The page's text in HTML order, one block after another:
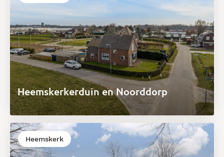
Heemskerkerduin en Noorddorp
Heemskerk